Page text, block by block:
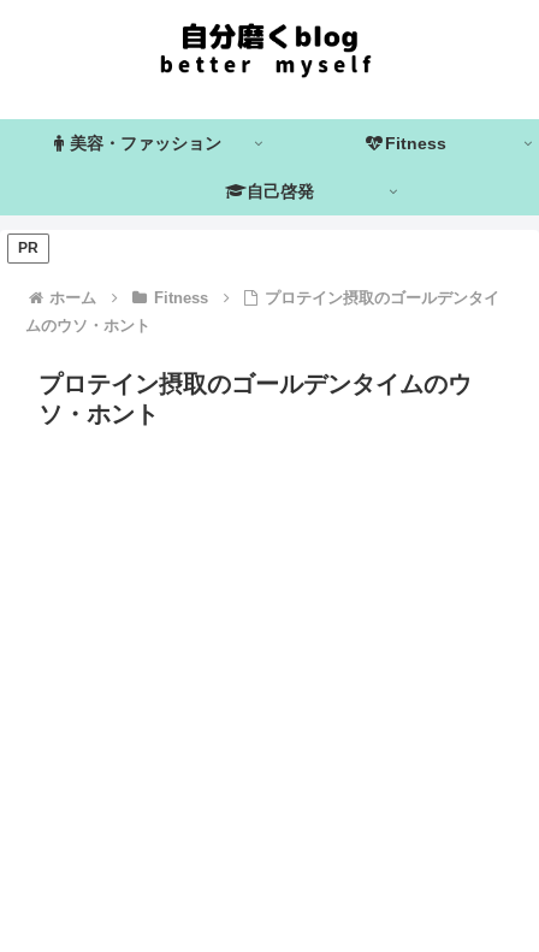
美容・ファッション Fitness
自己啓発
ホーム Fitness
プロテイン摂取のゴールデンタイ
ムのウソ・ホント
PR
プロテイン摂取のゴールデンタイムのウ
ソ・ホント